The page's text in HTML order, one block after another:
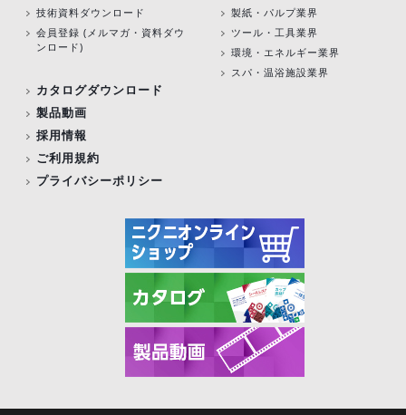
技術資料ダウンロード
会員登録 (メルマガ・資料ダウ
ンロード)
カタログダウンロード
製品動画
採用情報
ご利用規約
プライバシーポリシー
製紙・パルプ業界
ツール・工具業界
環境・エネルギー業界
スパ・温浴施設業界